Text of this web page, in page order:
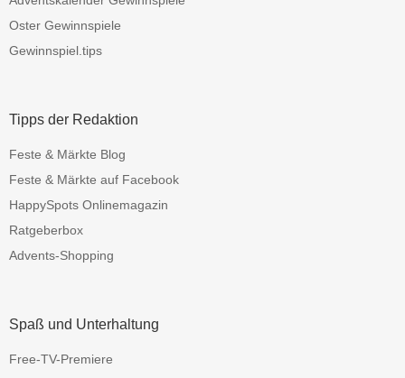
Oster Gewinnspiele
Gewinnspiel.tips
Tipps der Redaktion
Feste & Märkte Blog
Feste & Märkte auf Facebook
HappySpots Onlinemagazin
Ratgeberbox
Advents-Shopping
Spaß und Unterhaltung
Free-TV-Premiere